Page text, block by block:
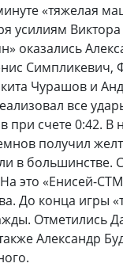
«тяжелая
усилиям
оказались
Симпликевич,
Чурашов и
все
при счете 0:42. В
получил
в большинстве.
это «Енисей-
До конца игры
Отметились
Александр